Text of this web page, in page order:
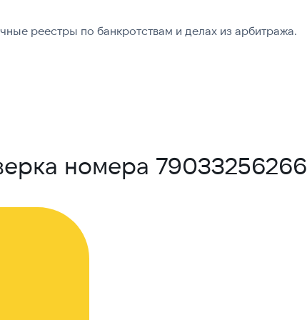
реестры по банкротствам и делах из арбитража.
номера 79033256266